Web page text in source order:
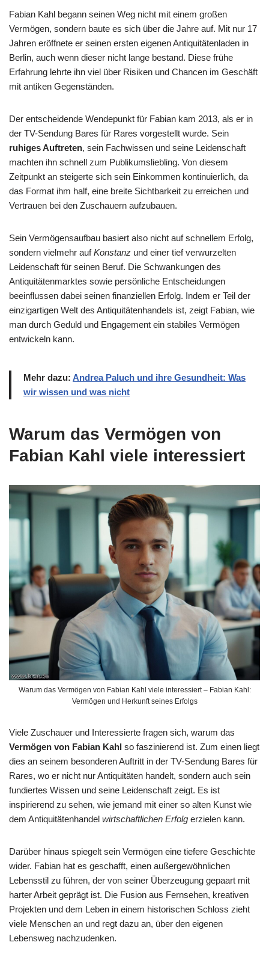
Fabian Kahl begann seinen Weg nicht mit einem großen
Vermögen, sondern baute es sich über die Jahre auf. Mit nur 17
Jahren eröffnete er seinen ersten eigenen Antiquitätenladen in
Berlin, auch wenn dieser nicht lange bestand. Diese frühe
Erfahrung lehrte ihn viel über Risiken und Chancen im Geschäft
mit antiken Gegenständen.
Der entscheidende Wendepunkt für Fabian kam 2013, als er in
der TV-Sendung Bares für Rares vorgestellt wurde. Sein
ruhiges Auftreten, sein Fachwissen und seine Leidenschaft
machten ihn schnell zum Publikumsliebling. Von diesem
Zeitpunkt an steigerte sich sein Einkommen kontinuierlich, da
das Format ihm half, eine breite Sichtbarkeit zu erreichen und
Vertrauen bei den Zuschauern aufzubauen.
Sein Vermögensaufbau basiert also nicht auf schnellem Erfolg,
sondern vielmehr aufKonstanz und einer tief verwurzelten
Leidenschaft für seinen Beruf. Die Schwankungen des
Antiquitätenmarktes sowie persönliche Entscheidungen
beeinflussen dabei seinen finanziellen Erfolg. Indem er Teil der
einzigartigen Welt des Antiquitätenhandels ist, zeigt Fabian, wie
man durch Geduld und Engagement ein stabiles Vermögen
entwickeln kann.
Mehr dazu: Andrea Paluch und ihre Gesundheit: Was
wir wissen und was nicht
Warum das Vermögen von
Fabian Kahl viele interessiert
Warum das Vermögen von Fabian Kahl viele interessiert – Fabian Kahl:
Vermögen und Herkunft seines Erfolgs
Viele Zuschauer und Interessierte fragen sich, warum das
Vermögen von Fabian Kahl so faszinierend ist. Zum einen liegt
dies an seinem besonderen Auftritt in der TV-Sendung Bares für
Rares, wo er nicht nur Antiquitäten handelt, sondern auch sein
fundiertes Wissen und seine Leidenschaft zeigt. Es ist
inspirierend zu sehen, wie jemand mit einer so alten Kunst wie
dem Antiquitätenhandel wirtschaftlichen Erfolg erzielen kann.
Darüber hinaus spiegelt sein Vermögen eine tiefere Geschichte
wider. Fabian hat es geschafft, einen außergewöhnlichen
Lebensstil zu führen, der von seiner Überzeugung gepaart mit
harter Arbeit geprägt ist. Die Fusion aus Fernsehen, kreativen
Projekten und dem Leben in einem historischen Schloss zieht
viele Menschen an und regt dazu an, über den eigenen
Lebensweg nachzudenken.